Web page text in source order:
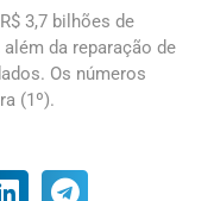
3,7 bilhões de
da reparação de
Os números
(1º).